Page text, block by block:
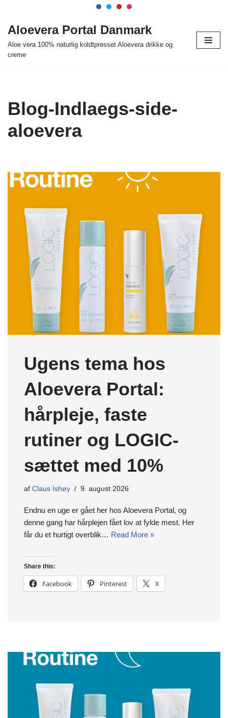
Spring
indhold
Aloevera Portal Danmark
Aloe vera 100% naturlig koldtpresset Aloevera drikke og
creme
Blog-Indlaegs-side-
aloevera
Ugens tema hos
Aloevera Portal:
hårpleje, faste
rutiner og LOGIC-
sættet med 10%
af Claus Ishøy 9. august 2026
Endnu en uge er gået her hos Aloevera Portal, og
denne gang har hårplejen fået lov at fylde mest. Her
får du et hurtigt overblik… Read More »
Share this:
Facebook Pinterest X